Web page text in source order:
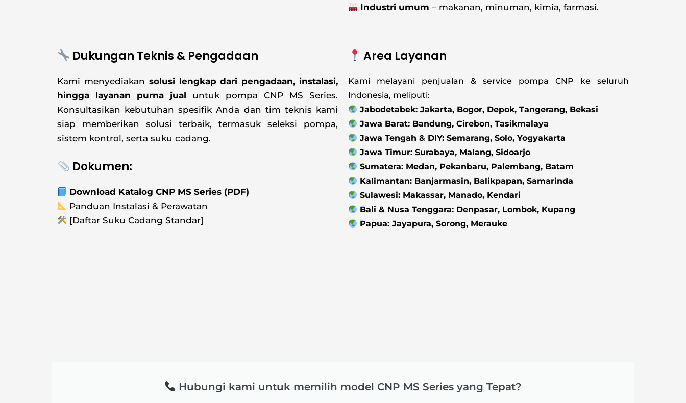
Industri umum – makanan, minuman, kimia, farmasi.
Dukungan Teknis & Pengadaan
Kami menyediakan solusi lengkap dari pengadaan, instalasi,
hingga layanan purna jual untuk pompa CNP MS Series.
Konsultasikan kebutuhan spesifik Anda dan tim teknis kami
siap memberikan solusi terbaik, termasuk seleksi pompa,
sistem kontrol, serta suku cadang.
Dokumen:
Download Katalog CNP MS Series (PDF)
Panduan Instalasi & Perawatan
[Daftar Suku Cadang Standar]
Area Layanan
Kami melayani penjualan & service pompa CNP ke seluruh
Indonesia, meliputi:
Jabodetabek: Jakarta, Bogor, Depok, Tangerang, Bekasi
Jawa Barat: Bandung, Cirebon, Tasikmalaya
Jawa Tengah & DIY: Semarang, Solo, Yogyakarta
Jawa Timur: Surabaya, Malang, Sidoarjo
Sumatera: Medan, Pekanbaru, Palembang, Batam
Kalimantan: Banjarmasin, Balikpapan, Samarinda
Sulawesi: Makassar, Manado, Kendari
Bali & Nusa Tenggara: Denpasar, Lombok, Kupang
Papua: Jayapura, Sorong, Merauke
Hubungi kami untuk memilih model CNP MS Series yang Tepat?